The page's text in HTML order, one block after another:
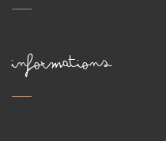
INFORMATIONS